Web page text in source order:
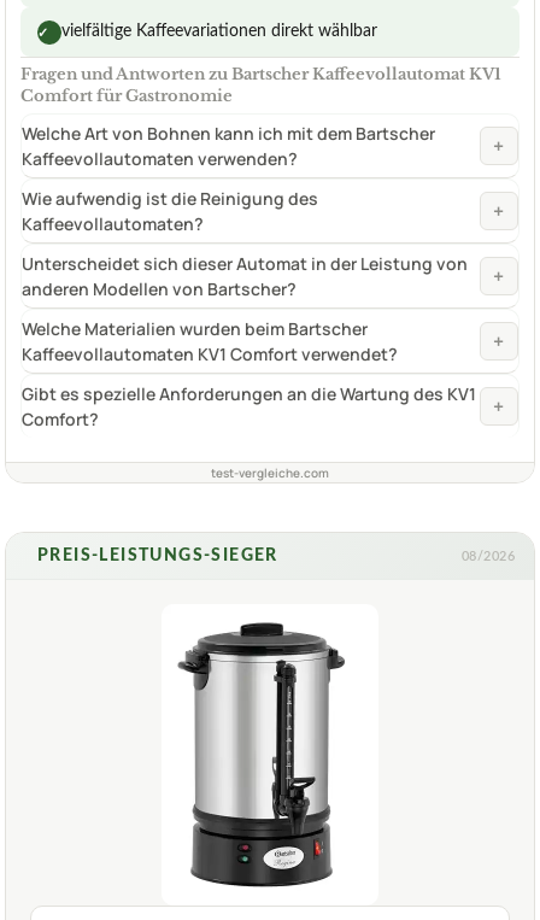
✓ vielfältige Kaffeevariationen direkt wählbar
Fragen und Antworten zu Bartscher Kaffeevollautomat KV1
Comfort für Gastronomie
Welche Art von Bohnen kann ich mit dem Bartscher
Kaffeevollautomaten verwenden?
+
Wie aufwendig ist die Reinigung des
Kaffeevollautomaten?
+
Unterscheidet sich dieser Automat in der Leistung von
anderen Modellen von Bartscher?
+
Welche Materialien wurden beim Bartscher
Kaffeevollautomaten KV1 Comfort verwendet?
+
Gibt es spezielle Anforderungen an die Wartung des KV1
Comfort?
+
test-vergleiche.com
PREIS-LEISTUNGS-SIEGER 08/2026